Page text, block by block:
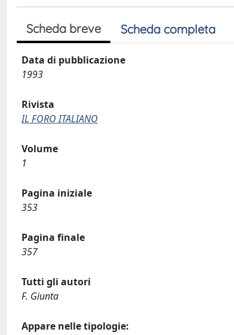
Scheda breve Scheda completa
Data di pubblicazione
1993
Rivista
IL FORO ITALIANO
Volume
1
Pagina iniziale
353
Pagina finale
357
Tutti gli autori
F. Giunta
Appare nelle tipologie: